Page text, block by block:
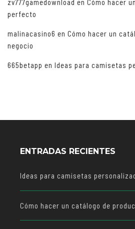
zv777gamedownload en Cómo hacer
perfecto
malinacasino6 en Cómo hacer un
negocio
665betapp en Ideas para camisetas
ENTRADAS RECIENTES
Ideas para camisetas
Cómo hacer un catálogo de